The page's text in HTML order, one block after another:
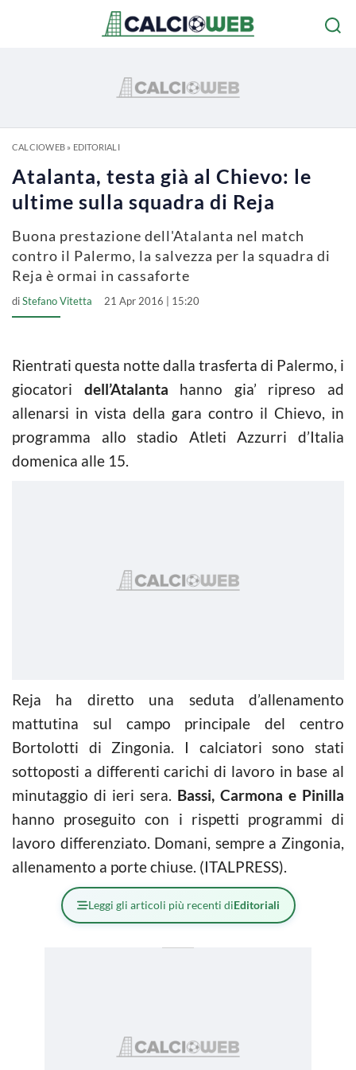
CALCIOWEB» EDITORIALI
Atalanta, testa già al Chievo: le
ultime sulla squadra di Reja
Buona prestazione dell'Atalanta nel match
contro il Palermo, la salvezza per la squadra di
Reja è ormai in cassaforte
diStefano Vitetta 21 Apr 2016 | 15:20
Rientrati questa notte dalla trasferta di Palermo, i
giocatori dell’Atalanta hanno gia’ ripreso ad
allenarsi in vista della gara contro il Chievo, in
programma allo stadio Atleti Azzurri d’Italia
domenica alle 15.
Reja ha diretto una seduta d’allenamento
mattutina sul campo principale del centro
Bortolotti di Zingonia. I calciatori sono stati
sottoposti a differenti carichi di lavoro in base al
minutaggio di ieri sera. Bassi, Carmona e Pinilla
hanno proseguito con i rispetti programmi di
lavoro differenziato. Domani, sempre a Zingonia,
allenamento a porte chiuse. (ITALPRESS).
Leggi gli articoli più recenti diEditoriali